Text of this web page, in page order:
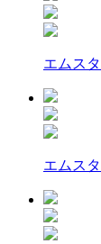
エムス
エムス